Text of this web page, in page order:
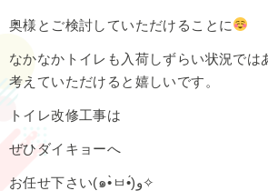
奥様とご検討していただけることに
なかなかトイレも入荷しずらい状況では
考えていただけると嬉しいです。
トイレ改修工事は
ぜひダイキョーへ
お任せ下さい(๑•̀ㅂ•́)و✧